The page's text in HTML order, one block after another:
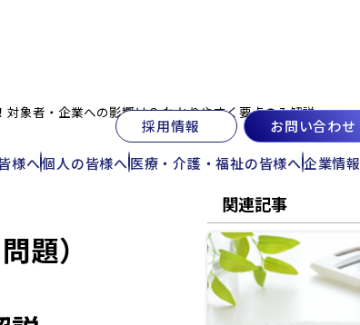
採用情報 お問い合わせ
様へ個人の皆様へ医療・介護・福祉の皆様へ企業情報
セミナー情報
対象者・企業への影響は？ わかりやすく要点のみ解説
題）
関連記事